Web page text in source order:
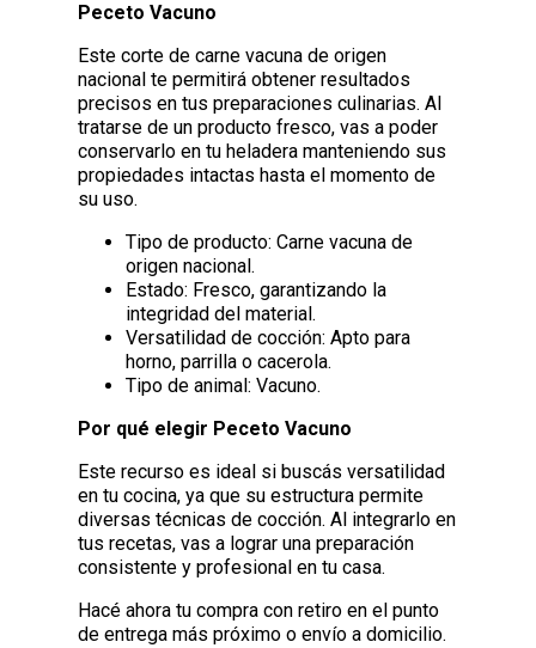
Peceto Vacuno
Este corte de carne vacuna de origen
nacional te permitirá obtener resultados
precisos en tus preparaciones culinarias. Al
tratarse de un producto fresco, vas a poder
conservarlo en tu heladera manteniendo sus
propiedades intactas hasta el momento de
su uso.
Tipo de producto: Carne vacuna de
origen nacional.
Estado: Fresco, garantizando la
integridad del material.
Versatilidad de cocción: Apto para
horno, parrilla o cacerola.
Tipo de animal: Vacuno.
Por qué elegir Peceto Vacuno
Este recurso es ideal si buscás versatilidad
en tu cocina, ya que su estructura permite
diversas técnicas de cocción. Al integrarlo en
tus recetas, vas a lograr una preparación
consistente y profesional en tu casa.
Hacé ahora tu compra con retiro en el punto
de entrega más próximo o envío a domicilio.